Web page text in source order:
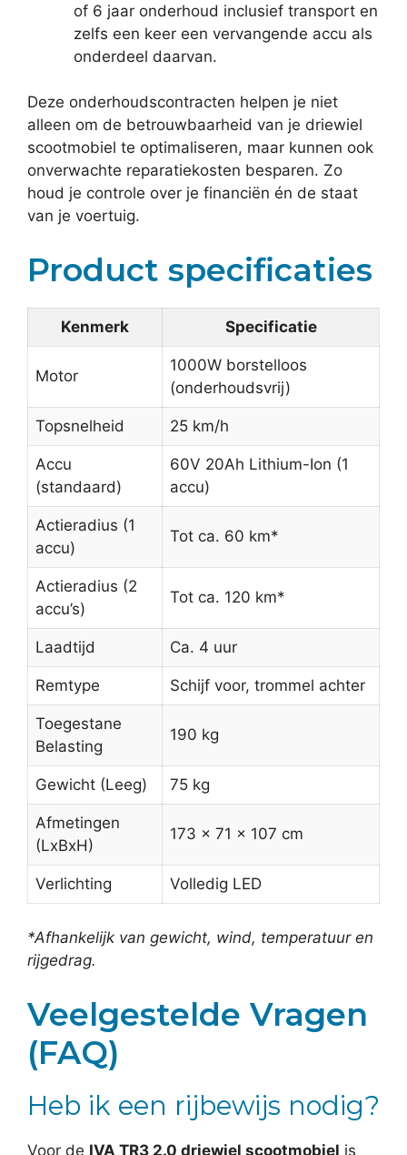
of 6 jaar onderhoud inclusief transport en
zelfs een keer een vervangende accu als
onderdeel daarvan.
Deze onderhoudscontracten helpen je niet
alleen om de betrouwbaarheid van je driewiel
scootmobiel te optimaliseren, maar kunnen ook
onverwachte reparatiekosten besparen. Zo
houd je controle over je financiën én de staat
van je voertuig.
Product specificaties
Kenmerk Specificatie
Motor
1000W borstelloos
(onderhoudsvrij)
Topsnelheid 25 km/h
Accu
(standaard)
60V 20Ah Lithium-Ion (1
accu)
Actieradius (1
accu)
Tot ca. 60 km*
Actieradius (2
accu’s)
Tot ca. 120 km*
Laadtijd Ca. 4 uur
Remtype Schijf voor, trommel achter
Toegestane
Belasting
190 kg
Gewicht (Leeg) 75 kg
Afmetingen
(LxBxH)
173 x 71 x 107 cm
Verlichting Volledig LED
*Afhankelijk van gewicht, wind, temperatuur en
rijgedrag.
Veelgestelde Vragen
(FAQ)
Heb ik een rijbewijs nodig?
Voor de IVA TR3 2.0 driewiel scootmobiel is